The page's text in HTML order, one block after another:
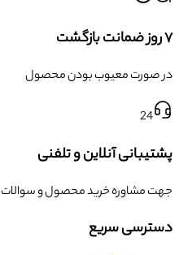
۷ روز ضمانت بازگشت
در صورت معیوب بودن محصول
24
پشتیبانی آنلاین و تلفنی
جهت مشاوره خرید محصول و سوالات
دسترسی سریع